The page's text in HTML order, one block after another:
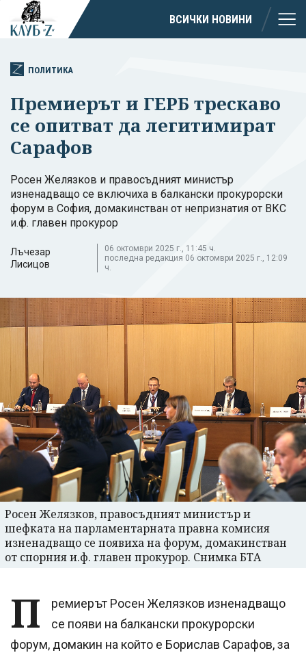
ВСИЧКИ НОВИНИ
ПОЛИТИКА
Премиерът и ГЕРБ трескаво
се опитват да легитимират
Сарафов
Росен Желязков и правосъдният министър
изненадващо се включиха в балкански прокурорски
форум в София, домакинстван от непризнатия от ВКС
и.ф. главен прокурор
Лъчезар
Лисицов
06 октомври 2025 г., 11:45 ч.
последна редакция 06 октомври 2025 г., 12:09
ч.
Росен Желязков, правосъдният министър и
шефката на парламентарната правна комисия
изненадващо се появиха на форум, домакинстван
от спорния и.ф. главен прокурор. Снимка БТА
П
ремиерът Росен Желязков изненадващо
се появи на балкански прокурорски
форум, домакин на който е Борислав Сарафов, за